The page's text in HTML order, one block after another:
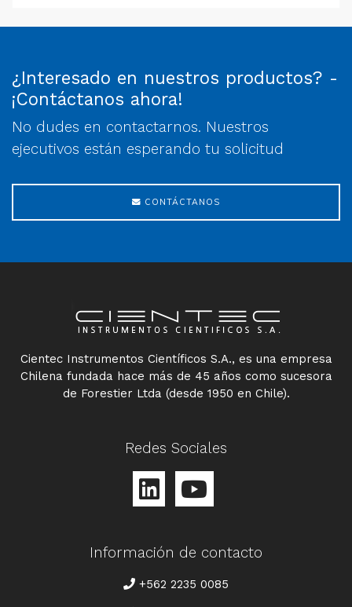
¿Interesado en nuestros productos? -
¡Contáctanos ahora!
No dudes en contactarnos. Nuestros
ejecutivos están esperando tu solicitud
CONTÁCTANOS
Cientec Instrumentos Científicos S.A., es una empresa
Chilena fundada hace más de 45 años como sucesora
de Forestier Ltda (desde 1950 en Chile).
Redes Sociales
Información de contacto
TELÉFONO
+562 2235 0085